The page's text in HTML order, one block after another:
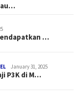
…
January 31, 2025
P3K di M…